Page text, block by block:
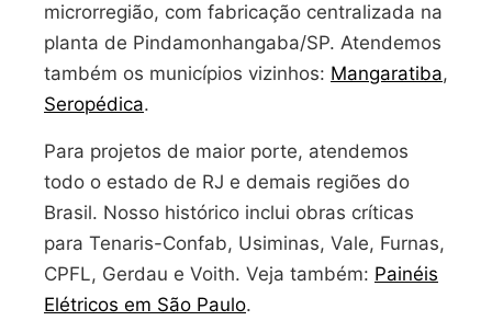
microrregião, com fabricação centralizada na
planta de Pindamonhangaba/SP. Atendemos
também os municípios vizinhos: Mangaratiba,
Seropédica.
Para projetos de maior porte, atendemos
todo o estado de RJ e demais regiões do
Brasil. Nosso histórico inclui obras críticas
para Tenaris-Confab, Usiminas, Vale, Furnas,
CPFL, Gerdau e Voith. Veja também: Painéis
Elétricos em São Paulo.